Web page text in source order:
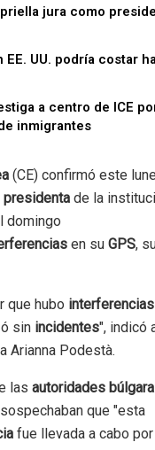
jura como
UU. podría costar
a centro de ICE
inmigrantes
(CE) confirmó este
presidenta de la
domingo
en su GPS,
que hubo interferencias
sin incidentes", indicó
Arianna Podestà.
las autoridades
que "esta
fue llevada a cabo por